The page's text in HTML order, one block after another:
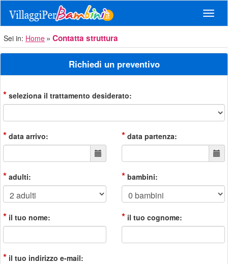
Sei in: Home Contatta struttura
Richiedi un preventivo
* seleziona il trattamento desiderato:
* data arrivo: * data partenza:
* adulti: * bambini:
* il tuo nome: * il tuo cognome:
* il tuo indirizzo e-mail: